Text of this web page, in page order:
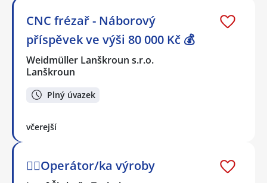
CNC frézař - Náborový
příspěvek ve výši 80 000 Kč 💰
Weidmüller Lanškroun s.r.o.
Lanškroun
Plný úvazek
včerejší
👷‍♂️Operátor/ka výroby